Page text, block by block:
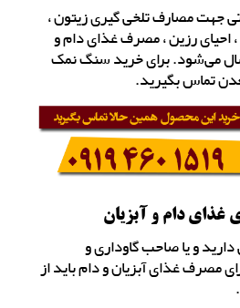
جهت مصارف تلخی گیری زیتون ،
رزین ، مصرف غذای دام و
می‌شود. برای خرید سنگ نمک
تماس بگیرید.
دام و آبزیان
و یا صاحب گاوداری و
مصرف غذای آبزیان و دام باید از